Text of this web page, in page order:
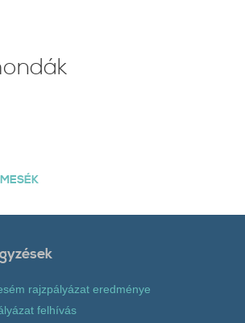
rajzpályázat eredménye
felhívás